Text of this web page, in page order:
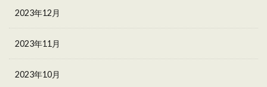
2023年12月
2023年11月
2023年10月